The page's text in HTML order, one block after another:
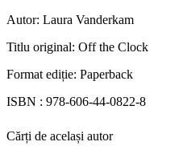
Autor: Laura Vanderkam
Titlu original: Off the Clock
Format ediție: Paperback
ISBN : 978-606-44-0822-8
Cărți de același autor